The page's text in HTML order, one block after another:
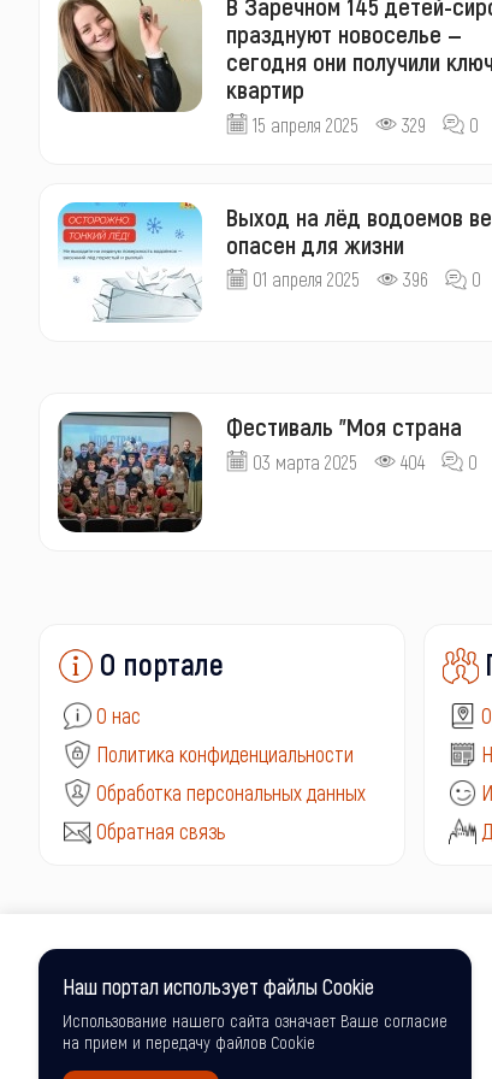
празднуют новоселье —
сегодня они получили
квартир
15 апреля 2025 329 0
Выход на лёд водоемов
опасен для жизни
01 апреля 2025 396 0
Фестиваль "Моя страна
03 марта 2025 404 0
О портале
О нас
Политика конфиденциальности
Обработка персональных данных
Обратная связь
Наш портал использует файлы Cookie
Использование нашего сайта означает Ваше согласие
на прием и передачу файлов Cookie